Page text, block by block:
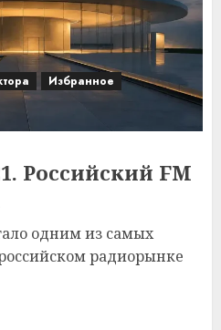
Избранное
Российский FM
одним из самых
радиорынке